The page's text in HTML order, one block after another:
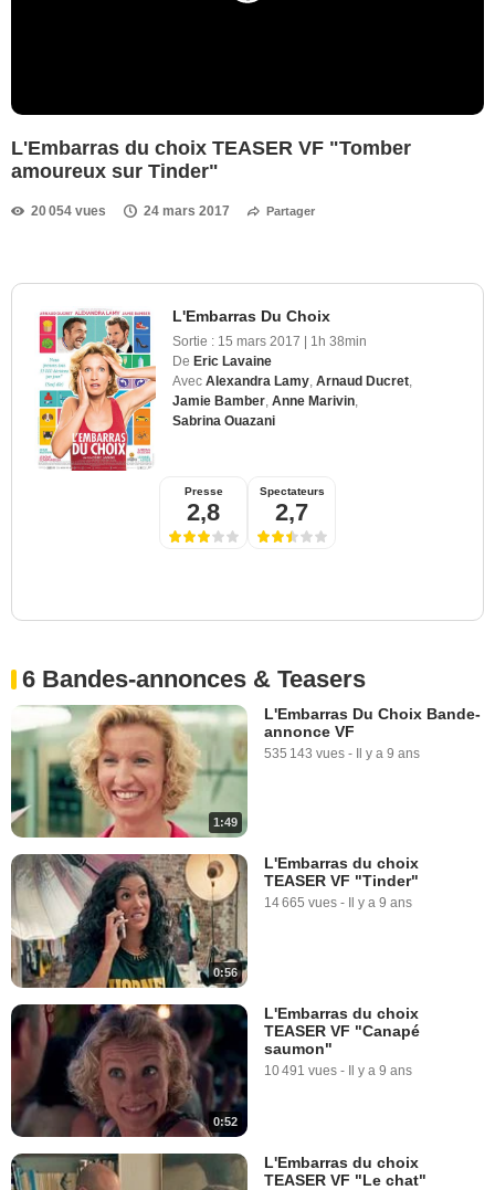
L'Embarras du choix TEASER VF "Tomber
amoureux sur Tinder"
20 054 vues 24 mars 2017 Partager
L'Embarras Du Choix
Sortie : 15 mars 2017 | 1h 38min
De Eric Lavaine
Avec Alexandra Lamy Arnaud Ducret
Jamie Bamber Anne Marivin
Sabrina Ouazani
Presse
2,8
Spectateurs
2,7
6 Bandes-annonces & Teasers
1:49
L'Embarras Du Choix Bande-
annonce VF
535 143 vues - Il y a 9 ans
0:56
L'Embarras du choix
TEASER VF "Tinder"
14 665 vues - Il y a 9 ans
0:52
L'Embarras du choix
TEASER VF "Canapé
saumon"
10 491 vues - Il y a 9 ans
L'Embarras du choix
TEASER VF "Le chat"